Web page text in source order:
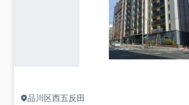
品川区西五反田